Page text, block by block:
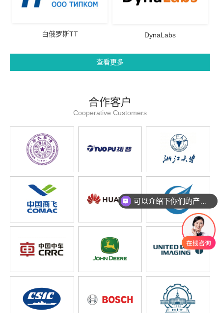
白俄罗斯TT DynaLabs
查看更多
合作客户
Cooperative Customers
可以介绍下你们的产品么